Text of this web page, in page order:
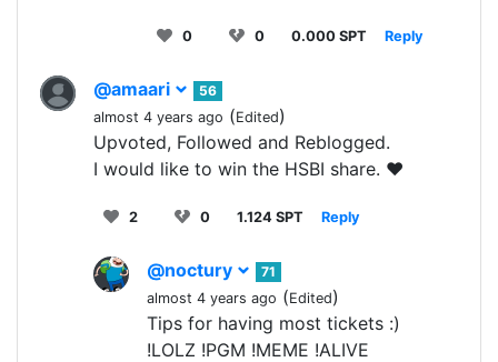
0 0 0.000 SPT Reply
@amaari
56
almost 4 years ago (Edited)
Upvoted, Followed and Reblogged.
I would like to win the HSBI share. ❤️
2 0 1.124 SPT Reply
@noctury
71
almost 4 years ago (Edited)
Tips for having most tickets :)
!LOLZ !PGM !MEME !ALIVE